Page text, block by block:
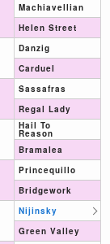
Machiavellian
Helen Street
Danzig
Carduel
Sassafras
Regal Lady
Hail To
Reason
Bramalea
Princequillo
Bridgework
Nijinsky
Green Valley